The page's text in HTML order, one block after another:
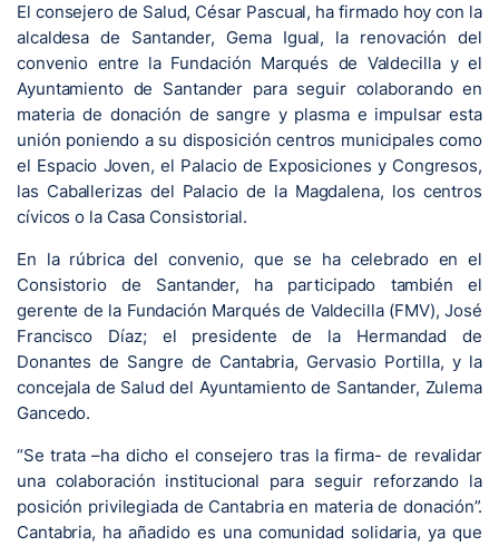
El consejero de Salud, César Pascual, ha firmado hoy con la
alcaldesa de Santander, Gema Igual, la renovación del
convenio entre la Fundación Marqués de Valdecilla y el
Ayuntamiento de Santander para seguir colaborando en
materia de donación de sangre y plasma e impulsar esta
unión poniendo a su disposición centros municipales como
el Espacio Joven, el Palacio de Exposiciones y Congresos,
las Caballerizas del Palacio de la Magdalena, los centros
cívicos o la Casa Consistorial.
En la rúbrica del convenio, que se ha celebrado en el
Consistorio de Santander, ha participado también el
gerente de la Fundación Marqués de Valdecilla (FMV), José
Francisco Díaz; el presidente de la Hermandad de
Donantes de Sangre de Cantabria, Gervasio Portilla, y la
concejala de Salud del Ayuntamiento de Santander, Zulema
Gancedo.
“Se trata –ha dicho el consejero tras la firma- de revalidar
una colaboración institucional para seguir reforzando la
posición privilegiada de Cantabria en materia de donación”.
Cantabria, ha añadido es una comunidad solidaria, ya que